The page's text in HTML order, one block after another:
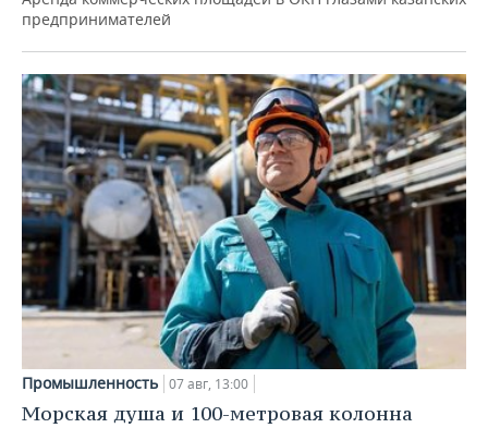
предпринимателей
Промышленность 07 авг, 13:00
Морская душа и 100-метровая колонна